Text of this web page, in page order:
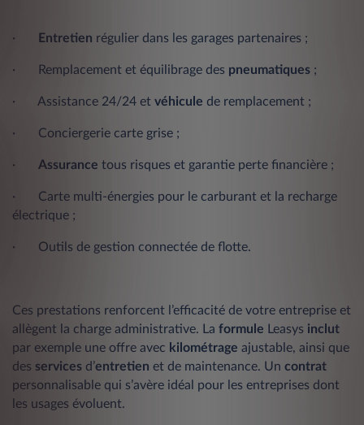
· Entretien régulier dans les garages partenaires ;
· Remplacement et équilibrage des pneumatiques ;
· Assistance 24/24 et véhicule de remplacement ;
· Conciergerie carte grise ;
· Assurance tous risques et garantie perte financière ;
· Carte multi-énergies pour le carburant et la recharge
électrique ;
· Outils de gestion connectée de flotte.
Ces prestations renforcent l’efficacité de votre entreprise et
allègent la charge administrative. La formule Leasys inclut
par exemple une offre avec kilométrage ajustable, ainsi que
des services d’entretien et de maintenance. Un contrat
personnalisable qui s’avère idéal pour les entreprises dont
les usages évoluent.